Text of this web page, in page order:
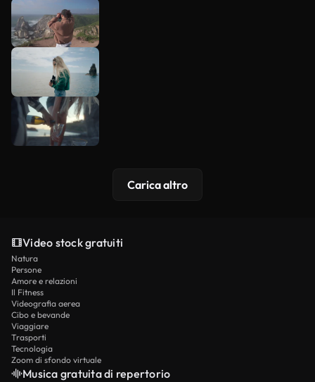
Carica altro
Video stock gratuiti
Natura
Persone
Amore e relazioni
Il Fitness
Videografia aerea
Cibo e bevande
Viaggiare
Trasporti
Tecnologia
Zoom di sfondo virtuale
Musica gratuita di repertorio